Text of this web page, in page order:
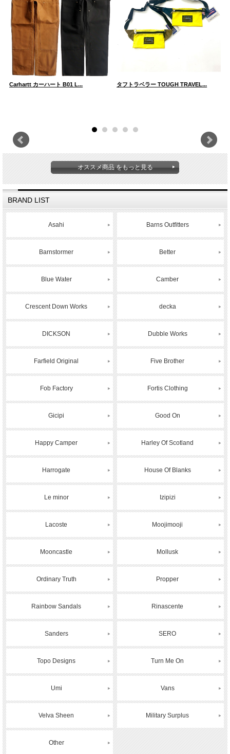
Carhartt カーハート B01 L... タフトラベラー TOUGH TRAVEL...
オススメ商品 をもっと見る
BRAND LIST
Asahi Barns Outfitters
Barnstormer Better
Blue Water Camber
Crescent Down Works decka
DICKSON Dubble Works
Farfield Original Five Brother
Fob Factory Fortis Clothing
Gicipi Good On
Happy Camper Harley Of Scotland
Harrogate House Of Blanks
Le minor Izipizi
Lacoste Moojimooji
Mooncastle Mollusk
Ordinary Truth Propper
Rainbow Sandals Rinascente
Sanders SERO
Topo Designs Turn Me On
Umi Vans
Velva Sheen Military Surplus
Other